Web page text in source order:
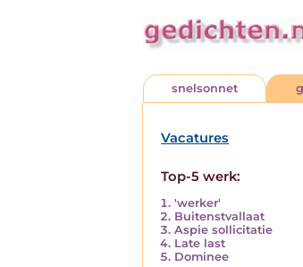
snelsonnet
Vacatures
Top-5 werk:
'werker'
Buitenstvallaat
Aspie sollicitatie
Late last
Dominee